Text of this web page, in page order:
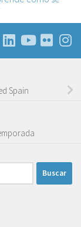
Spain